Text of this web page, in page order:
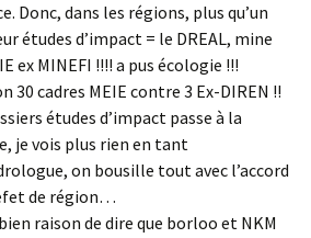
Donc, dans les régions, plus qu’un
études d’impact = le DREAL, mine
ex MINEFI !!!! a pus écologie !!!
30 cadres MEIE contre 3 Ex-DIREN !!
études d’impact passe à la
je vois plus rien en tant
on bousille tout avec l’accord
de région…
raison de dire que borloo et NKM